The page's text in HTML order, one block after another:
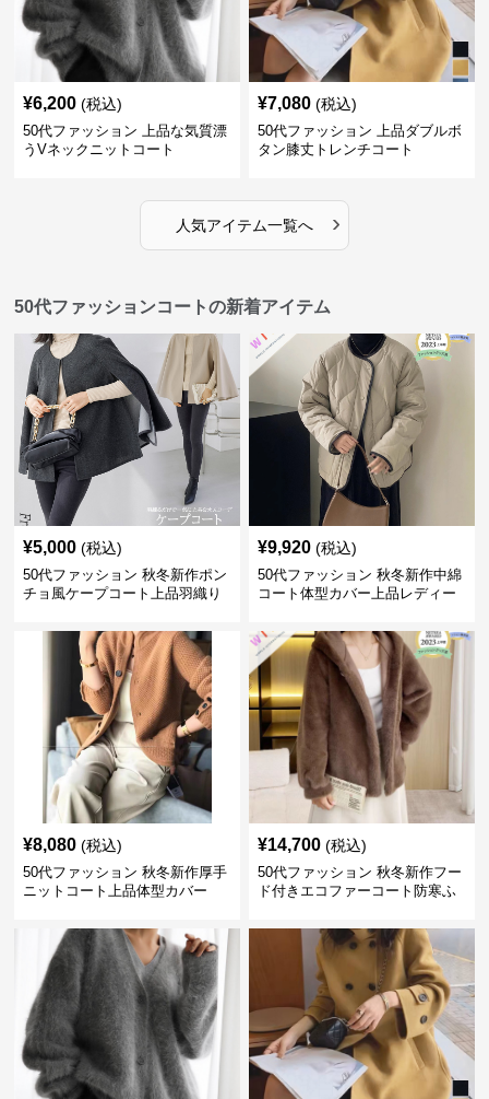
¥6,200 (税込)
50代ファッション 上品な気質漂
うVネックニットコート
¥7,080 (税込)
50代ファッション 上品ダブルボ
タン膝丈トレンチコート
人気アイテム一覧へ ›
50代ファッションコートの新着アイテム
¥5,000 (税込)
50代ファッション 秋冬新作ポン
チョ風ケープコート上品羽織り
¥9,920 (税込)
50代ファッション 秋冬新作中綿
コート体型カバー上品レディー
¥8,080 (税込)
50代ファッション 秋冬新作厚手
ニットコート上品体型カバー
¥14,700 (税込)
50代ファッション 秋冬新作フー
ド付きエコファーコート防寒ふ